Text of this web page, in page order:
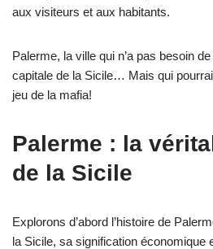
aux visiteurs et aux habitants.
Palerme, la ville qui n’a pas besoin
capitale de la Sicile… Mais qui
jeu de la mafia!
Palerme : la
de la Sicile
Explorons d’abord l’histoire de
la Sicile, sa signification économique